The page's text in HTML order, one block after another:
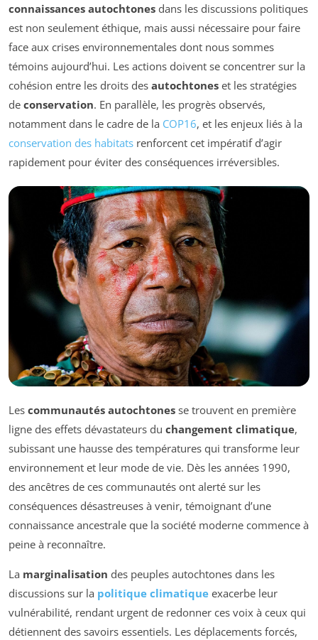
connaissances autochtones dans les discussions politiques
est non seulement éthique, mais aussi nécessaire pour faire
face aux crises environnementales dont nous sommes
témoins aujourd’hui. Les actions doivent se concentrer sur la
cohésion entre les droits des autochtones et les stratégies
de conservation. En parallèle, les progrès observés,
notamment dans le cadre de la COP16, et les enjeux liés à la
conservation des habitats renforcent cet impératif d’agir
rapidement pour éviter des conséquences irréversibles.
Les communautés autochtones se trouvent en première
ligne des effets dévastateurs du changement climatique,
subissant une hausse des températures qui transforme leur
environnement et leur mode de vie. Dès les années 1990,
des ancêtres de ces communautés ont alerté sur les
conséquences désastreuses à venir, témoignant d’une
connaissance ancestrale que la société moderne commence à
peine à reconnaître.
La marginalisation des peuples autochtones dans les
discussions sur la politique climatique exacerbe leur
vulnérabilité, rendant urgent de redonner ces voix à ceux qui
détiennent des savoirs essentiels. Les déplacements forcés,